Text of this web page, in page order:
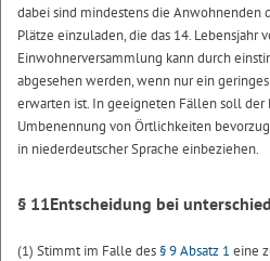
dabei sind mindestens die Anwohnenden
Plätze einzuladen, die das 14. Lebensjahr
Einwohnerversammlung kann durch
abgesehen werden, wenn nur ein
erwarten ist. In geeigneten Fällen soll der
Umbenennung von Örtlichkeiten
in niederdeutscher Sprache einbeziehen.
§ 11Entscheidung bei
(1) Stimmt im Falle des§ 9 Absatz 1 eine